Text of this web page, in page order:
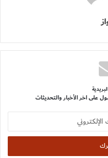
على اخر الأخبار والتحديثات